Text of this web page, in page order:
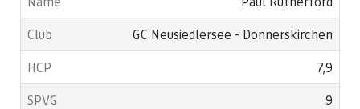
GC Neusiedlersee - Donnerskirchen
7,9
9